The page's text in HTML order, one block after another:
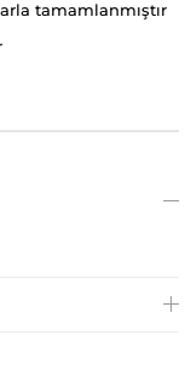
tamamlanmıştır